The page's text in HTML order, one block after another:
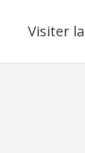
Visiter